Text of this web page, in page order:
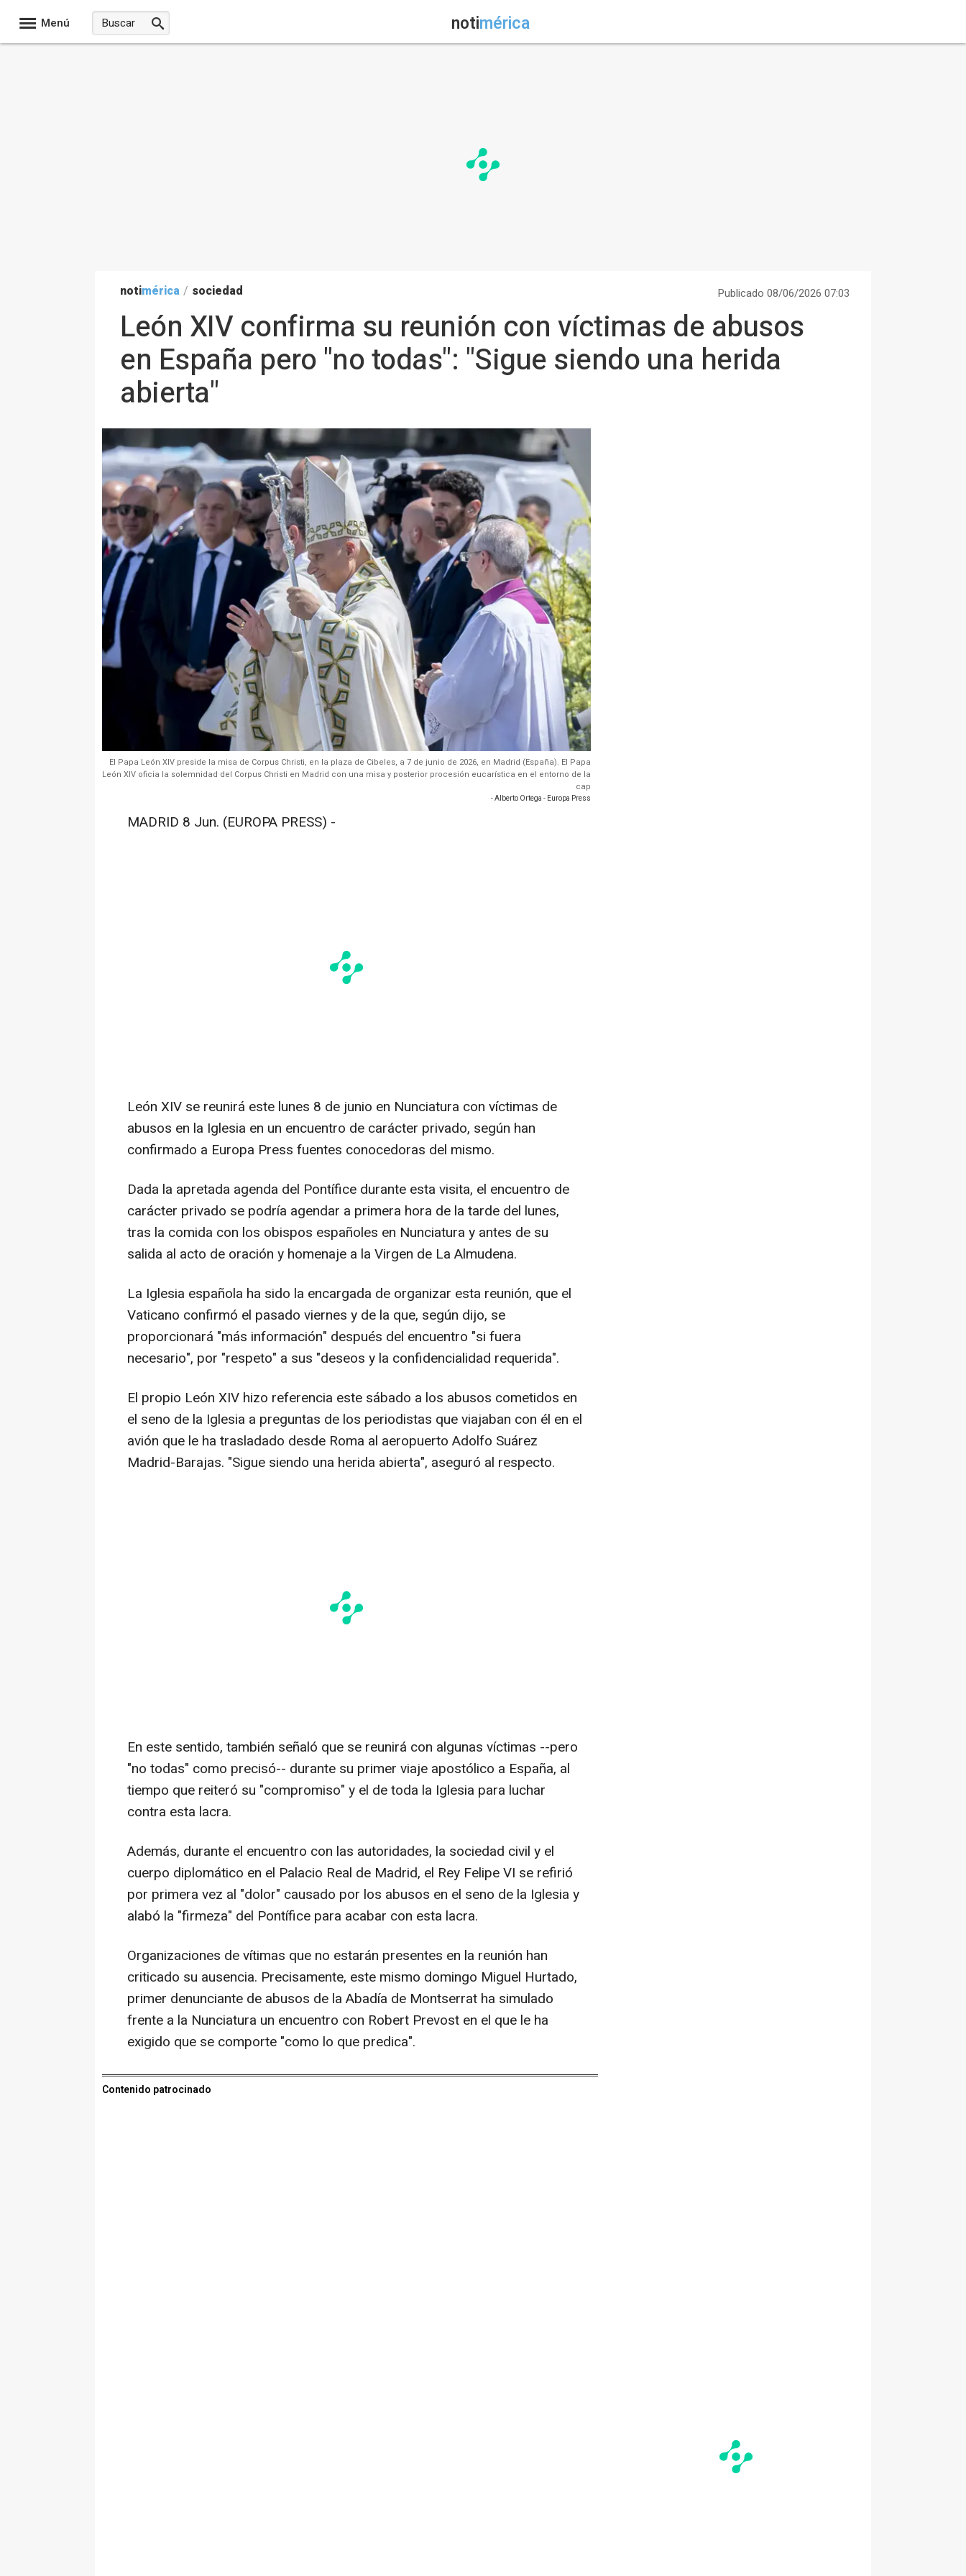
Menú notimérica
notimérica / sociedad Publicado 08/06/2026 07:03
León XIV confirma su reunión con víctimas de abusos
en España pero "no todas": "Sigue siendo una herida
abierta"
El Papa León XIV preside la misa de Corpus Christi, en la plaza de Cibeles, a 7 de junio de 2026, en Madrid (España). El Papa
León XIV oficia la solemnidad del Corpus Christi en Madrid con una misa y posterior procesión eucarística en el entorno de la
cap
- Alberto Ortega - Europa Press
MADRID 8 Jun. (EUROPA PRESS) -
León XIV se reunirá este lunes 8 de junio en Nunciatura con víctimas de
abusos en la Iglesia en un encuentro de carácter privado, según han
confirmado a Europa Press fuentes conocedoras del mismo.
Dada la apretada agenda del Pontífice durante esta visita, el encuentro de
carácter privado se podría agendar a primera hora de la tarde del lunes,
tras la comida con los obispos españoles en Nunciatura y antes de su
salida al acto de oración y homenaje a la Virgen de La Almudena.
La Iglesia española ha sido la encargada de organizar esta reunión, que el
Vaticano confirmó el pasado viernes y de la que, según dijo, se
proporcionará "más información" después del encuentro "si fuera
necesario", por "respeto" a sus "deseos y la confidencialidad requerida".
El propio León XIV hizo referencia este sábado a los abusos cometidos en
el seno de la Iglesia a preguntas de los periodistas que viajaban con él en el
avión que le ha trasladado desde Roma al aeropuerto Adolfo Suárez
Madrid-Barajas. "Sigue siendo una herida abierta", aseguró al respecto.
En este sentido, también señaló que se reunirá con algunas víctimas --pero
"no todas" como precisó-- durante su primer viaje apostólico a España, al
tiempo que reiteró su "compromiso" y el de toda la Iglesia para luchar
contra esta lacra.
Además, durante el encuentro con las autoridades, la sociedad civil y el
cuerpo diplomático en el Palacio Real de Madrid, el Rey Felipe VI se refirió
por primera vez al "dolor" causado por los abusos en el seno de la Iglesia y
alabó la "firmeza" del Pontífice para acabar con esta lacra.
Organizaciones de vítimas que no estarán presentes en la reunión han
criticado su ausencia. Precisamente, este mismo domingo Miguel Hurtado,
primer denunciante de abusos de la Abadía de Montserrat ha simulado
frente a la Nunciatura un encuentro con Robert Prevost en el que le ha
exigido que se comporte "como lo que predica".
Contenido patrocinado